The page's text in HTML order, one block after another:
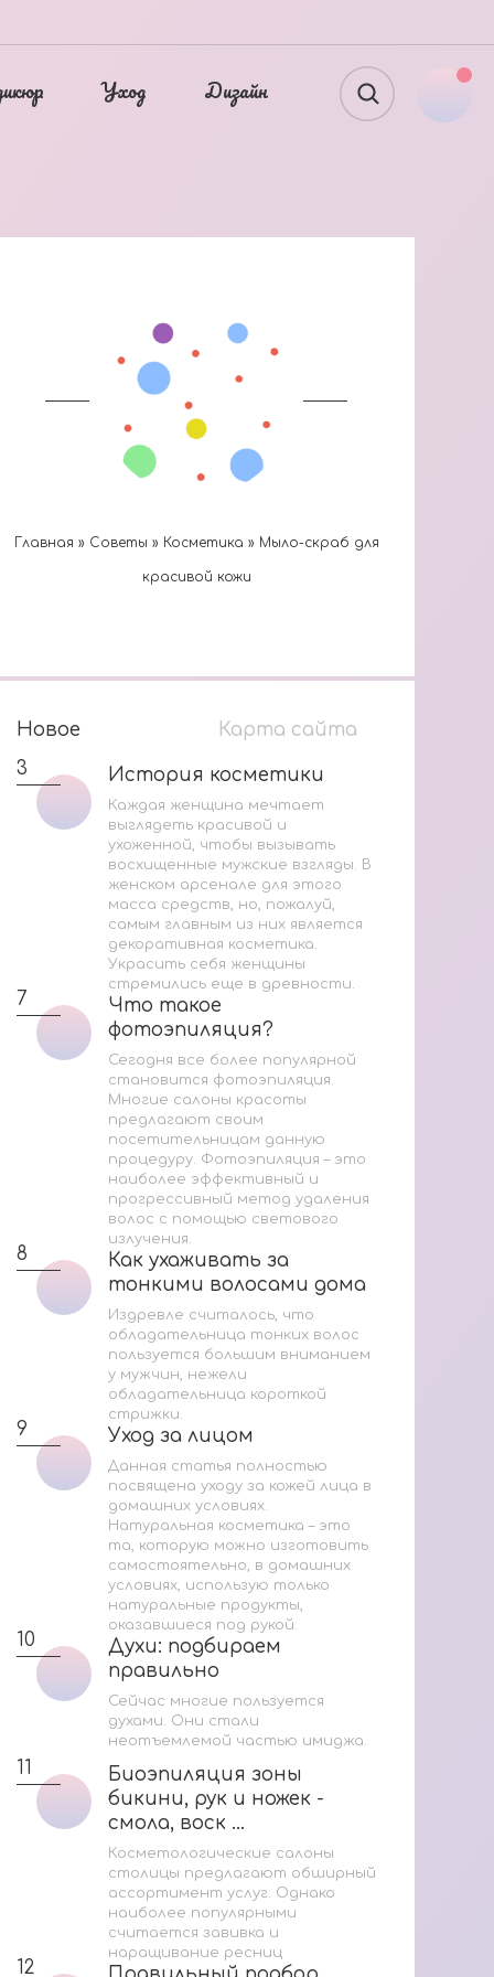
Уход Дизайн
Главная » Cоветы » Косметика » Мыло-скраб для
красивой кожи
Новое
Карта сайта
3
История косметики
История косметики
Каждая женщина мечтает
выглядеть красивой и
ухоженной, чтобы вызывать
восхищенные мужские взгляды. В
женском арсенале для этого
масса средств, но, пожалуй,
самым главным из них является
декоративная косметика.
Украсить себя женщины
стремились еще в древности.
7
Что такое
фотоэпиляция?
Что такое
фотоэпиляция?
Сегодня все более популярной
становится фотоэпиляция.
Многие салоны красоты
предлагают своим
посетительницам данную
процедуру. Фотоэпиляция – это
наиболее эффективный и
прогрессивный метод удаления
волос с помощью светового
излучения.
8
Как ухаживать за
тонкими волосами дома
Как ухаживать за
тонкими волосами дома
Издревле считалось, что
обладательница тонких волос
пользуется большим вниманием
у мужчин, нежели
обладательница короткой
стрижки.
9 Уход за лицом
Уход за лицом
Данная статья полностью
посвящена уходу за кожей лица в
домашних условиях.
Натуральная косметика – это
та, которую можно изготовить
самостоятельно, в домашних
условиях, использую только
натуральные продукты,
оказавшиеся под рукой.
10
Духи: подбираем
правильно
Духи: подбираем
правильно
Сейчас многие пользуется
духами. Они стали
неотъемлемой частью имиджа.
11
Биоэпиляция зоны
бикини, рук и ножек -
смола, воск ...
Биоэпиляция зоны
бикини, рук и ножек -
смола, воск ...
Косметологические салоны
столицы предлагают обширный
ассортимент услуг. Однако
наиболее популярными
считается завивка и
наращивание ресниц
12